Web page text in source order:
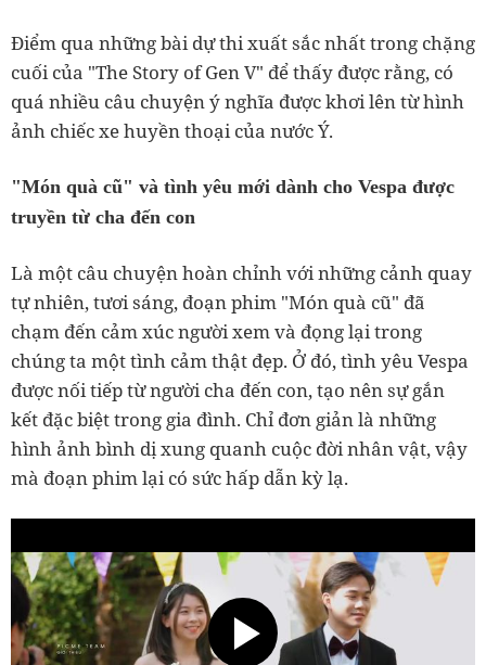
Điểm qua những bài dự thi xuất sắc nhất trong chặng
cuối của "The Story of Gen V" để thấy được rằng, có
quá nhiều câu chuyện ý nghĩa được khơi lên từ hình
ảnh chiếc xe huyền thoại của nước Ý.
"Món quà cũ" và tình yêu mới dành cho Vespa được
truyền từ cha đến con
Là một câu chuyện hoàn chỉnh với những cảnh quay
tự nhiên, tươi sáng, đoạn phim "Món quà cũ" đã
chạm đến cảm xúc người xem và đọng lại trong
chúng ta một tình cảm thật đẹp. Ở đó, tình yêu Vespa
được nối tiếp từ người cha đến con, tạo nên sự gắn
kết đặc biệt trong gia đình. Chỉ đơn giản là những
hình ảnh bình dị xung quanh cuộc đời nhân vật, vậy
mà đoạn phim lại có sức hấp dẫn kỳ lạ.